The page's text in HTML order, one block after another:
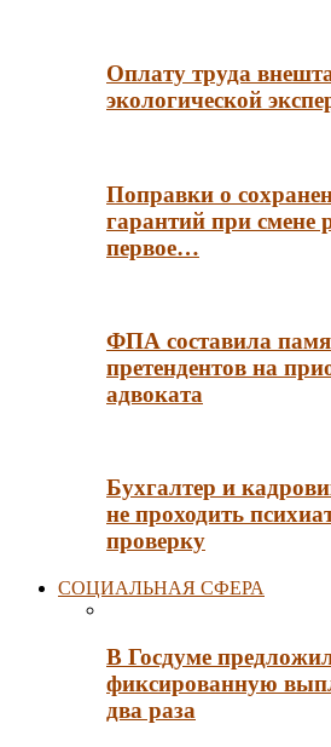
Оплату труда
экологической
Поправки о
гарантий при
первое…
ФПА составила
претендентов на
адвоката
Бухгалтер и
не проходить
проверку
СОЦИАЛЬНАЯ СФЕРА
В Госдуме
фиксированную
два раза